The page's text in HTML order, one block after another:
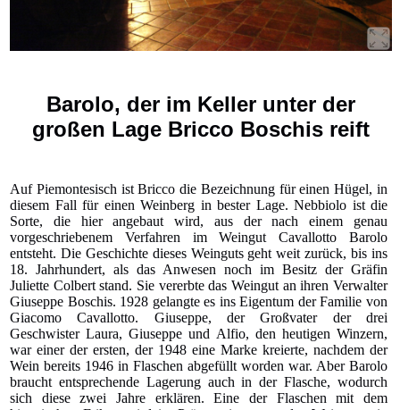
Barolo, der im Keller unter der
großen Lage Bricco Boschis reift
Auf Piemontesisch ist Bricco die Bezeichnung für einen Hügel, in
diesem Fall für einen Weinberg in bester Lage. Nebbiolo ist die
Sorte, die hier angebaut wird, aus der nach einem genau
vorgeschriebenem Verfahren im Weingut Cavallotto Barolo
entsteht. Die Geschichte dieses Weinguts geht weit zurück, bis ins
18. Jahrhundert, als das Anwesen noch im Besitz der Gräfin
Juliette Colbert stand. Sie vererbte das Weingut an ihren Verwalter
Giuseppe Boschis. 1928 gelangte es ins Eigentum der Familie von
Giacomo Cavallotto. Giuseppe, der Großvater der drei
Geschwister Laura, Giuseppe und Alfio, den heutigen Winzern,
war einer der ersten, der 1948 eine Marke kreierte, nachdem der
Wein bereits 1946 in Flaschen abgefüllt worden war. Aber Barolo
braucht entsprechende Lagerung auch in der Flasche, wodurch
sich diese zwei Jahre erklären. Eine der Flaschen mit dem